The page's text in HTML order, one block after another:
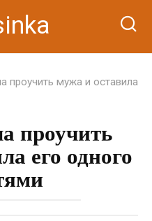
проучить мужа и оставила
проучить
его одного